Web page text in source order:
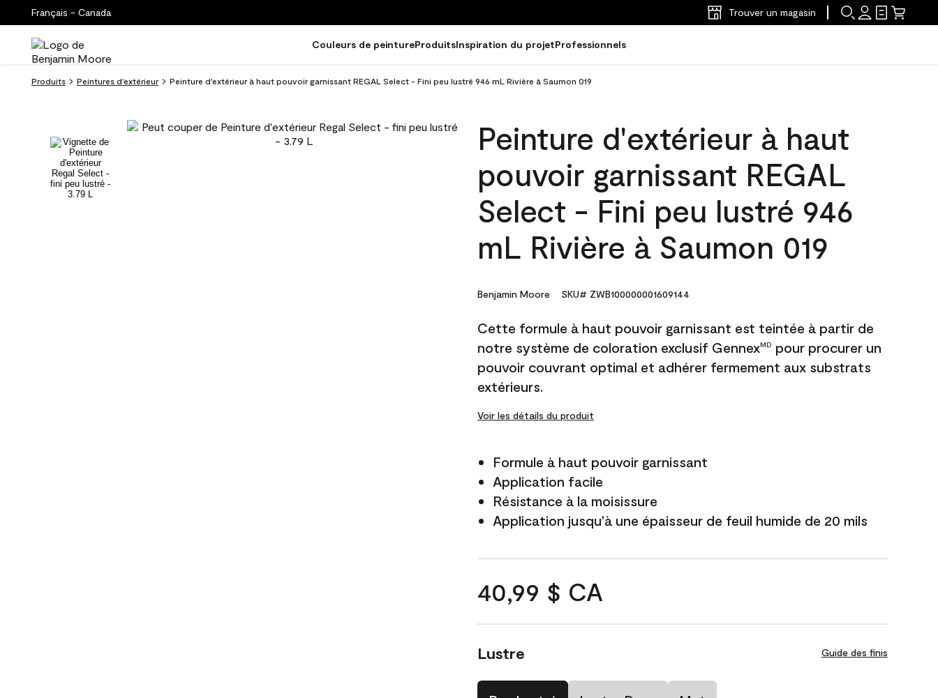
Français - Canada Trouver un magasin
Couleurs de peintureProduitsInspiration du projetProfessionnels
Produits Peintures d’extérieur Peinture d'extérieur à haut pouvoir garnissant REGAL Select - Fini peu lustré 946 mL Rivière à Saumon 019
Peinture d'extérieur à haut
pouvoir garnissant REGAL
Select - Fini peu lustré 946
mL Rivière à Saumon 019
Benjamin Moore SKU# ZWB100000001609144
Cette formule à haut pouvoir garnissant est teintée à partir de
notre système de coloration exclusif GennexMD pour procurer un
pouvoir couvrant optimal et adhérer fermement aux substrats
extérieurs.
Voir les détails du produit
Formule à haut pouvoir garnissant
Application facile
Résistance à la moisissure
Application jusqu'à une épaisseur de feuil humide de 20 mils
40,99 $ CA
Lustre Guide des finis